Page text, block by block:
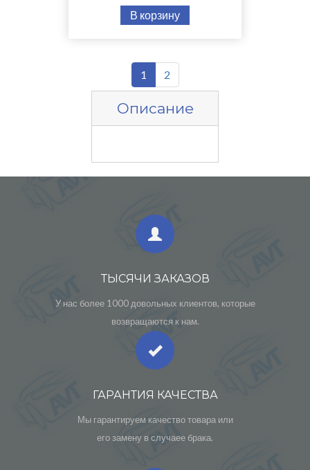
В корзину
1 2
Описание
ТЫСЯЧИ ЗАКАЗОВ
У нас более 1000 довольных клиентов, которые
возвращаются к нам.
ГАРАНТИЯ КАЧЕСТВА
Мы гарантируем качество товара или
его замену в случаее брака.